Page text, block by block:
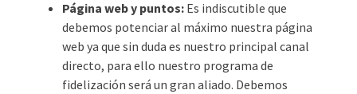
Página web y puntos: Es indiscutible que
debemos potenciar al máximo nuestra página
web ya que sin duda es nuestro principal canal
directo, para ello nuestro programa de
fidelización será un gran aliado. Debemos